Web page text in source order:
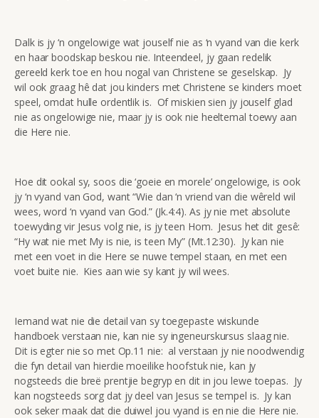
Dalk is jy ‘n ongelowige wat jouself nie as ‘n vyand van die kerk
en haar boodskap beskou nie. Inteendeel, jy gaan redelik
gereeld kerk toe en hou nogal van Christene se geselskap. Jy
wil ook graag hê dat jou kinders met Christene se kinders moet
speel, omdat hulle ordentlik is. Of miskien sien jy jouself glad
nie as ongelowige nie, maar jy is ook nie heeltemal toewy aan
die Here nie.
Hoe dit ookal sy, soos die ‘goeie en morele’ ongelowige, is ook
jy ‘n vyand van God, want “Wie dan ‘n vriend van die wêreld wil
wees, word ‘n vyand van God.” (Jk.4:4). As jy nie met absolute
toewyding vir Jesus volg nie, is jy teen Hom. Jesus het dit gesê:
“Hy wat nie met My is nie, is teen My” (Mt.12:30). Jy kan nie
met een voet in die Here se nuwe tempel staan, en met een
voet buite nie. Kies aan wie sy kant jy wil wees.
Iemand wat nie die detail van sy toegepaste wiskunde
handboek verstaan nie, kan nie sy ingeneurskursus slaag nie.
Dit is egter nie so met Op.11 nie: al verstaan jy nie noodwendig
die fyn detail van hierdie moeilike hoofstuk nie, kan jy
nogsteeds die breë prentjie begryp en dit in jou lewe toepas. Jy
kan nogsteeds sorg dat jy deel van Jesus se tempel is. Jy kan
ook seker maak dat die duiwel jou vyand is en nie die Here nie.